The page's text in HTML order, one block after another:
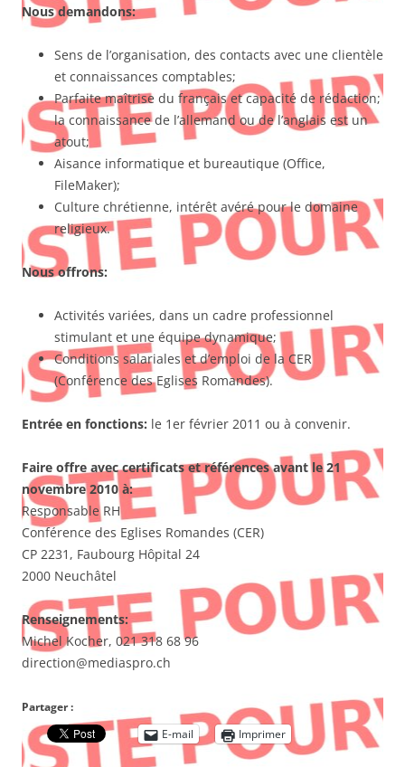
Nous demandons:
Sens de l’organisation, des contacts avec une clientèle
et connaissances comptables;
Parfaite maîtrise du français et capacité de rédaction;
la connaissance de l’allemand ou de l’anglais est un
atout;
Aisance informatique et bureautique (Office,
FileMaker);
Culture chrétienne, intérêt avéré pour le domaine
religieux.
Nous offrons:
Activités variées, dans un cadre professionnel
stimulant et une équipe dynamique;
Conditions salariales et d’emploi de la CER
(Conférence des Eglises Romandes).
Entrée en fonctions: le 1er février 2011 ou à convenir.
Faire offre avec certificats et références avant le 21
novembre 2010 à:
Responsable RH
Conférence des Eglises Romandes (CER)
CP 2231, Faubourg Hôpital 24
2000 Neuchâtel
Renseignements:
Michel Kocher, 021 318 68 96
direction@mediaspro.ch
Partager :
E-mail
Imprimer